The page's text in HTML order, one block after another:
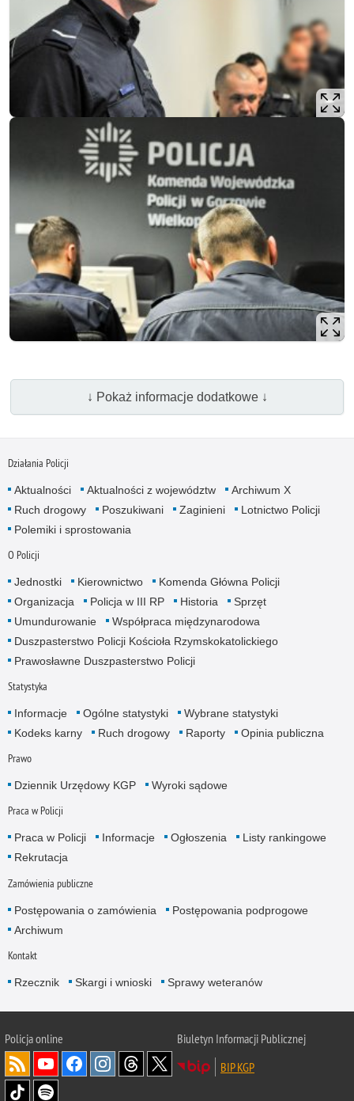
↓ Pokaż informacje dodatkowe ↓
Działania Policji
Aktualności Aktualności z województw
Archiwum X
Ruch drogowy
Poszukiwani Zaginieni
Lotnictwo Policji
Polemiki i sprostowania
O Policji
Jednostki Kierownictwo
Komenda Główna Policji
Organizacja
Policja w III RP Historia
Sprzęt
Umundurowanie
Współpraca międzynarodowa
Duszpasterstwo Policji Kościoła Rzymskokatolickiego
Prawosławne Duszpasterstwo Policji
Statystyka
Informacje Ogólne statystyki
Wybrane statystyki
Kodeks karny
Ruch drogowy Raporty Opinia publiczna
Prawo
Dziennik Urzędowy KGP Wyroki sądowe
Praca w Policji
Praca w Policji Informacje Ogłoszenia
Listy rankingowe
Rekrutacja
Zamówienia publiczne
Postępowania o zamówienia
Postępowania podprogowe
Archiwum
Kontakt
Rzecznik Skargi i wnioski Sprawy weteranów
Policjaonline
Biuletyn Informacji Publicznej
BIP KGP